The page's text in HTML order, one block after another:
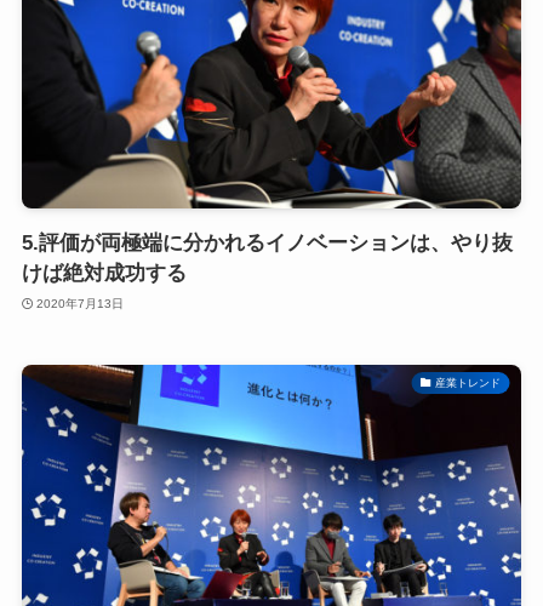
5.評価が両極端に分かれるイノベーションは、やり抜
けば絶対成功する
2020年7月13日
産業トレンド